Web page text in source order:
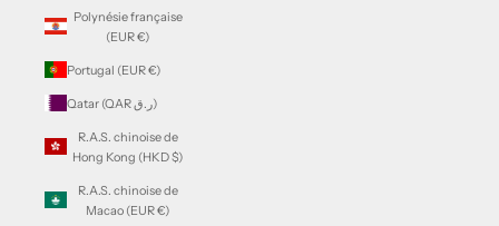
Polynésie française
(EUR €)
Portugal (EUR €)
Qatar (QAR ر.ق)
R.A.S. chinoise de
Hong Kong (HKD $)
R.A.S. chinoise de
Macao (EUR €)